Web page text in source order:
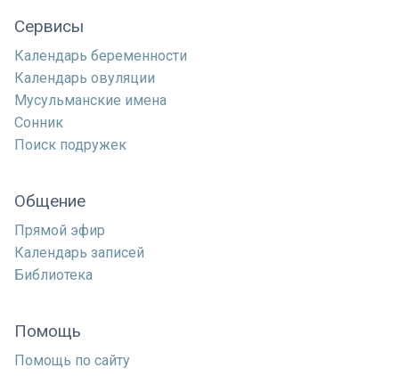
Сервисы
Календарь беременности
Календарь овуляции
Мусульманские имена
Сонник
Поиск подружек
Общение
Прямой эфир
Календарь записей
Библиотека
Помощь
Помощь по сайту